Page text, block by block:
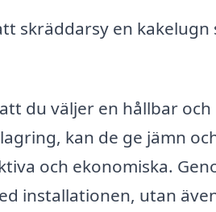
skräddarsy en kakelugn
du väljer en hållbar och
kan de ge jämn
och ekonomiska.
installationen, utan